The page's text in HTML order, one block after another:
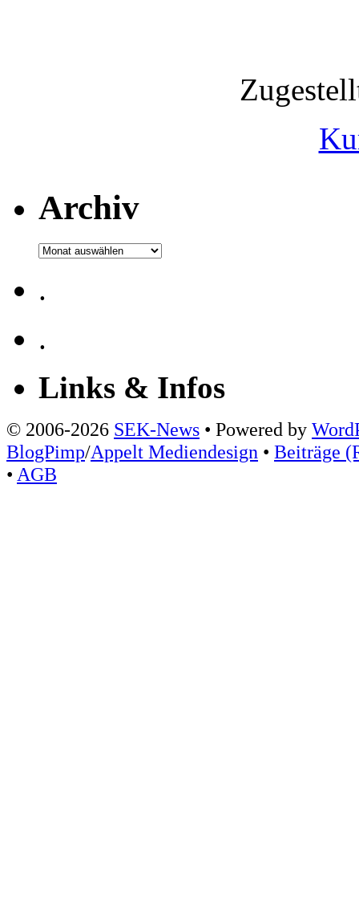
Archiv
Archiv
.
.
Links & Infos
© 2006-2026 SEK-News • Powered by
BlogPimp/Appelt Mediendesign • Beiträge
• AGB